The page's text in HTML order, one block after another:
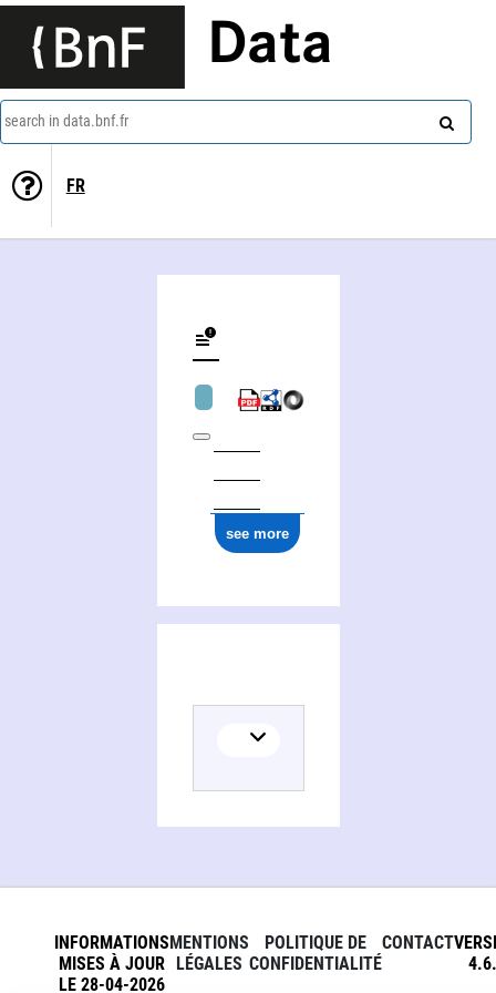
Data
search in data.bnf.fr
FR
see more
INFORMATIONS
MISES À JOUR
LE 28-04-2026
MENTIONS
LÉGALES
POLITIQUE DE
CONFIDENTIALITÉ
CONTACT